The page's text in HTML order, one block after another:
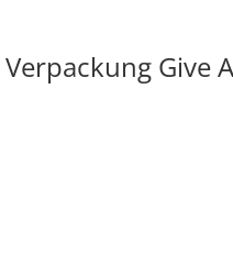
Give